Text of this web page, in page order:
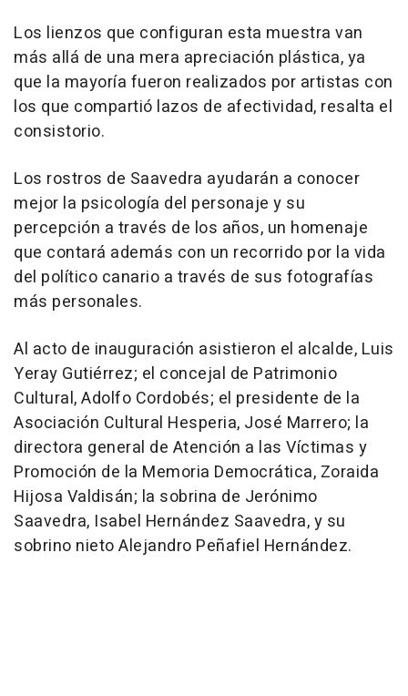
Los lienzos que configuran esta muestra van
más allá de una mera apreciación plástica, ya
que la mayoría fueron realizados por artistas con
los que compartió lazos de afectividad, resalta el
consistorio.
Los rostros de Saavedra ayudarán a conocer
mejor la psicología del personaje y su
percepción a través de los años, un homenaje
que contará además con un recorrido por la vida
del político canario a través de sus fotografías
más personales.
Al acto de inauguración asistieron el alcalde, Luis
Yeray Gutiérrez; el concejal de Patrimonio
Cultural, Adolfo Cordobés; el presidente de la
Asociación Cultural Hesperia, José Marrero; la
directora general de Atención a las Víctimas y
Promoción de la Memoria Democrática, Zoraida
Hijosa Valdisán; la sobrina de Jerónimo
Saavedra, Isabel Hernández Saavedra, y su
sobrino nieto Alejandro Peñafiel Hernández.